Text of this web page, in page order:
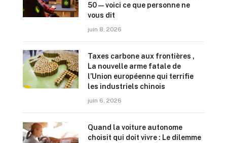
50 — voici ce que personne ne
vous dit
juin 8, 2026
Taxes carbone aux frontières ,
La nouvelle arme fatale de
l’Union européenne qui terrifie
les industriels chinois
juin 6, 2026
Quand la voiture autonome
choisit qui doit vivre : Le dilemme